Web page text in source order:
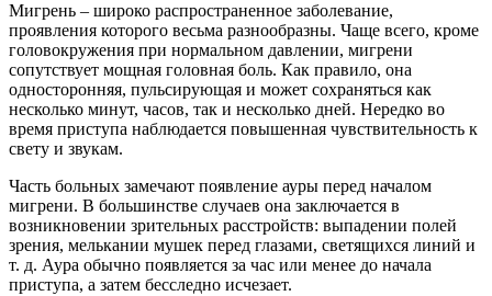
Мигрень – широко распространенное заболевание,
проявления которого весьма разнообразны. Чаще всего, кроме
головокружения при нормальном давлении, мигрени
сопутствует мощная головная боль. Как правило, она
односторонняя, пульсирующая и может сохраняться как
несколько минут, часов, так и несколько дней. Нередко во
время приступа наблюдается повышенная чувствительность к
свету и звукам.
Часть больных замечают появление ауры перед началом
мигрени. В большинстве случаев она заключается в
возникновении зрительных расстройств: выпадении полей
зрения, мелькании мушек перед глазами, светящихся линий и
т. д. Аура обычно появляется за час или менее до начала
приступа, а затем бесследно исчезает.